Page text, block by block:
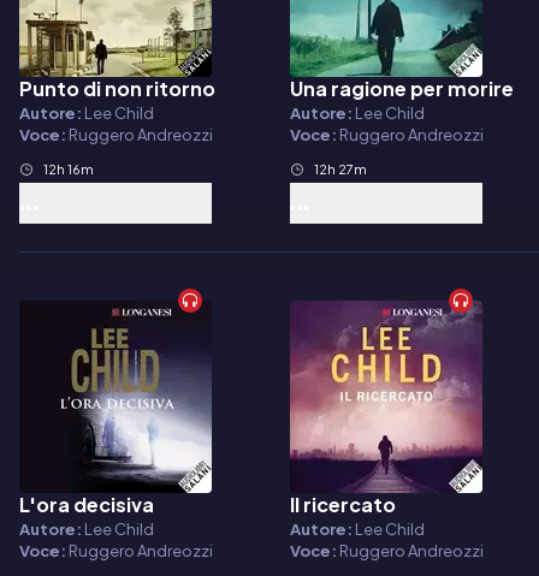
Audiolibro
Punto di non ritorno
Autore: Lee Child
Voce: Ruggero Andreozzi
12h 16m
Audiolibro
Una ragione per morire
Autore: Lee Child
Voce: Ruggero Andreozzi
12h 27m
Audiolibro
L'ora decisiva
Autore: Lee Child
Voce: Ruggero Andreozzi
Audiolibro
Il ricercato
Autore: Lee Child
Voce: Ruggero Andreozzi